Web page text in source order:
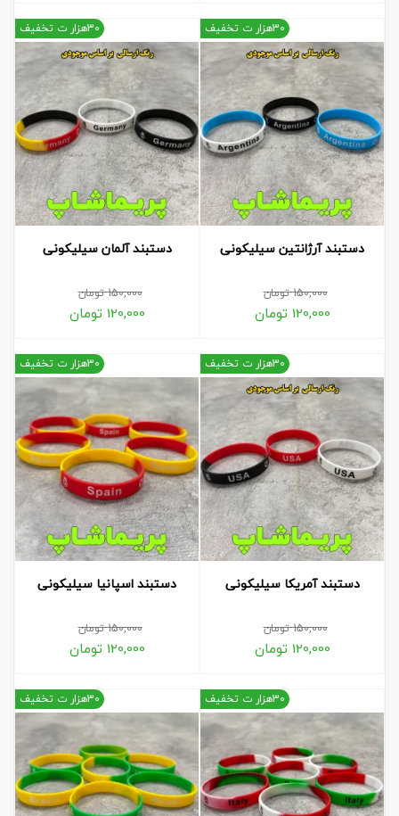
دستبند آرژانتین سیلیکونی
150,000تومان
120,000 تومان
30هزار ت تخفیف
دستبند آلمان سیلیکونی
150,000تومان
120,000 تومان
30هزار ت تخفیف
دستبند آمریکا سیلیکونی
150,000تومان
120,000 تومان
30هزار ت تخفیف
دستبند اسپانیا سیلیکونی
150,000تومان
120,000 تومان
30هزار ت تخفیف
30هزار ت تخفیف 30هزار ت تخفیف